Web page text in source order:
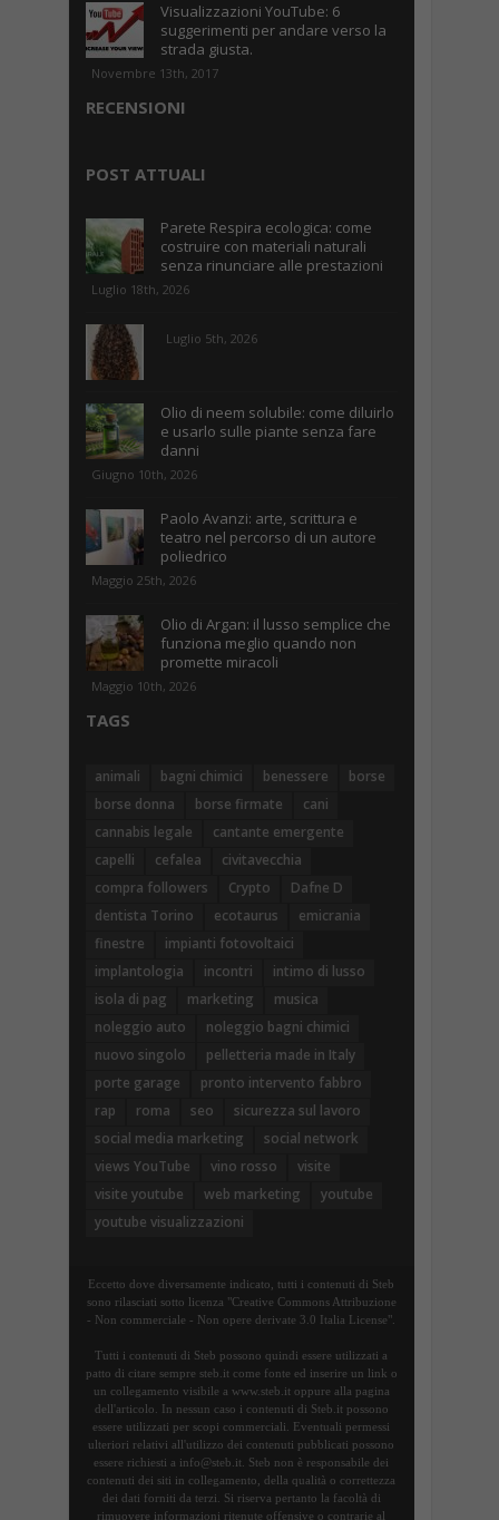
Visualizzazioni YouTube: 6
suggerimenti per andare verso la
strada giusta.
Novembre 13th, 2017
RECENSIONI
POST ATTUALI
Parete Respira ecologica: come
costruire con materiali naturali
senza rinunciare alle prestazioni
Luglio 18th, 2026
Luglio 5th, 2026
Olio di neem solubile: come diluirlo
e usarlo sulle piante senza fare
danni
Giugno 10th, 2026
Paolo Avanzi: arte, scrittura e
teatro nel percorso di un autore
poliedrico
Maggio 25th, 2026
Olio di Argan: il lusso semplice che
funziona meglio quando non
promette miracoli
Maggio 10th, 2026
TAGS
animali bagni chimici benessere
borse
borse donna
borse firmate
cani
cannabis legale
cantante emergente
capelli
cefalea
civitavecchia
compra followers
Crypto
Dafne D
dentista Torino
ecotaurus
emicrania
finestre
impianti fotovoltaici
implantologia
incontri
intimo di lusso
isola di pag
marketing
musica
noleggio auto
noleggio bagni chimici
nuovo singolo
pelletteria made in Italy
porte garage
pronto intervento fabbro
rap
roma seo
sicurezza sul lavoro
social media marketing
social network
views YouTube
vino rosso
visite
visite youtube
web marketing
youtube
youtube visualizzazioni
Eccetto dove diversamente indicato, tutti i contenuti di Steb
sono rilasciati sotto licenza "Creative Commons Attribuzione
- Non commerciale - Non opere derivate 3.0 Italia License".
Tutti i contenuti di Steb possono quindi essere utilizzati a
patto di citare sempre steb.it come fonte ed inserire un link o
un collegamento visibile a www.steb.it oppure alla pagina
dell'articolo. In nessun caso i contenuti di Steb.it possono
essere utilizzati per scopi commerciali. Eventuali permessi
ulteriori relativi all'utilizzo dei contenuti pubblicati possono
essere richiesti a info@steb.it. Steb non è responsabile dei
contenuti dei siti in collegamento, della qualità o correttezza
dei dati forniti da terzi. Si riserva pertanto la facoltà di
rimuovere informazioni ritenute offensive o contrarie al